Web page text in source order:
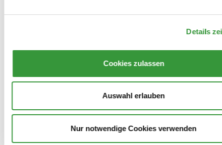
Details
Cookies zulassen
Auswahl erlauben
Nur notwendige Cookies verwenden
Mitwirkungen
Mutter Courage und ihre Kinder